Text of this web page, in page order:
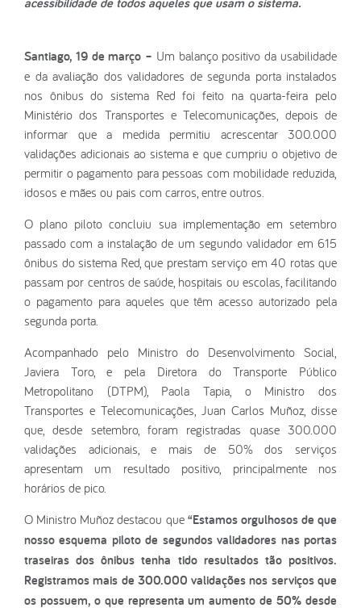
Santiago, 19 de março – Um balanço positivo da usabilidade
e da avaliação dos validadores de segunda porta instalados
nos ônibus do sistema Red foi feito na quarta-feira pelo
Ministério dos Transportes e Telecomunicações, depois de
informar que a medida permitiu acrescentar 300.000
validações adicionais ao sistema e que cumpriu o objetivo de
permitir o pagamento para pessoas com mobilidade reduzida,
idosos e mães ou pais com carros, entre outros.
O plano piloto concluiu sua implementação em setembro
passado com a instalação de um segundo validador em 615
ônibus do sistema Red, que prestam serviço em 40 rotas que
passam por centros de saúde, hospitais ou escolas, facilitando
o pagamento para aqueles que têm acesso autorizado pela
segunda porta.
Acompanhado pelo Ministro do Desenvolvimento Social,
Javiera Toro, e pela Diretora do Transporte Público
Metropolitano (DTPM), Paola Tapia, o Ministro dos
Transportes e Telecomunicações, Juan Carlos Muñoz, disse
que, desde setembro, foram registradas quase 300.000
validações adicionais, e mais de 50% dos serviços
apresentam um resultado positivo, principalmente nos
horários de pico.
O Ministro Muñoz destacou que “Estamos orgulhosos de que
nosso esquema piloto de segundos validadores nas portas
traseiras dos ônibus tenha tido resultados tão positivos.
Registramos mais de 300.000 validações nos serviços que
os possuem, o que representa um aumento de 50% desde